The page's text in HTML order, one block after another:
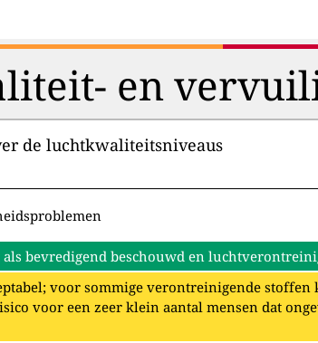
en
de luchtkwaliteitsniveaus
bevredigend beschouwd en
voor sommige verontreinigende stoffen
voor een zeer klein aantal mensen dat